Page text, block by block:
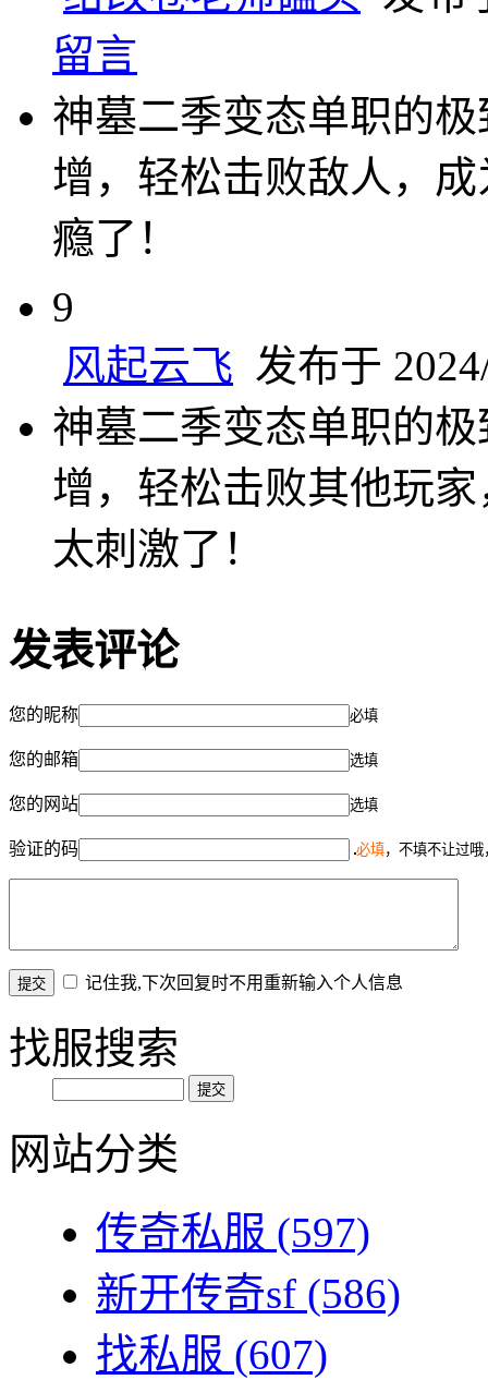
留言
神墓二季变态单职的
增，轻松击败敌人，
瘾了！
9
风起云飞 发布于
神墓二季变态单职的
增，轻松击败其他玩
太刺激了！
发表评论
您的昵称 必填
您的邮箱 选填
您的网站 选填
验证的码 必填，不填不让过
记住我,下次回复时不用重新输入个人信息
找服搜索
网站分类
传奇私服 (597)
新开传奇sf (586)
找私服 (607)